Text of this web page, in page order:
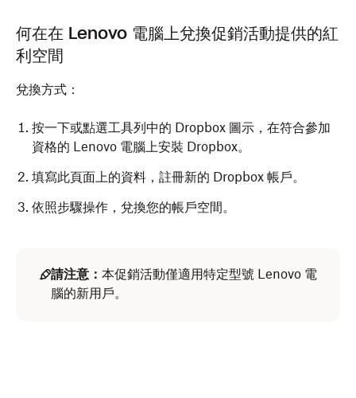
何在在 Lenovo 電腦上兌換促銷活動提供的紅
利空間
兌換方式：
按一下或點選工具列中的 Dropbox 圖示，在符合參加
資格的 Lenovo 電腦上安裝 Dropbox。
填寫此頁面上的資料，註冊新的 Dropbox 帳戶。
依照步驟操作，兌換您的帳戶空間。
請注意： 本促銷活動僅適用特定型號 Lenovo 電
腦的新用戶。